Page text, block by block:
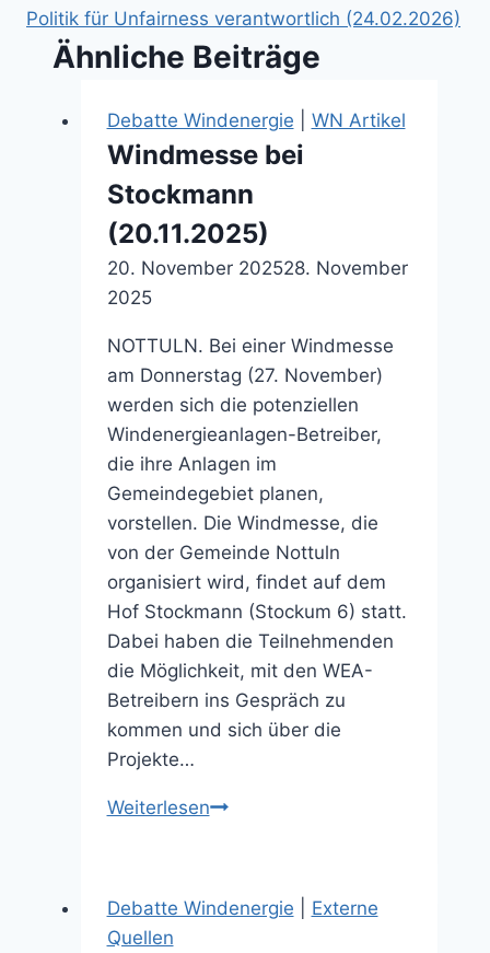
Politik für Unfairness verantwortlich (24.02.2026)
Ähnliche Beiträge
Debatte Windenergie WN Artikel
Windmesse bei
Stockmann
(20.11.2025)
20. November 202528. November
2025
NOTTULN. Bei einer Windmesse
am Donnerstag (27. November)
werden sich die potenziellen
Windenergieanlagen-Betreiber,
die ihre Anlagen im
Gemeindegebiet planen,
vorstellen. Die Windmesse, die
von der Gemeinde Nottuln
organisiert wird, findet auf dem
Hof Stockmann (Stockum 6) statt.
Dabei haben die Teilnehmenden
die Möglichkeit, mit den WEA-
Betreibern ins Gespräch zu
kommen und sich über die
Projekte…
WeiterlesenWindmesse
(20.11.2025)
Debatte Windenergie
Externe
Quellen